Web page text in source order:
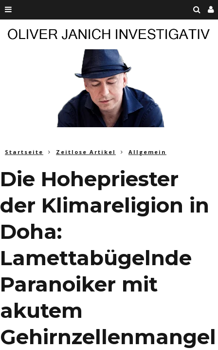
Startseite Zeitlose Artikel Allgemein
Die Hohepriester
der Klimareligion in
Doha:
Lamettabügelnde
Paranoiker mit
akutem
Gehirnzellenmangel